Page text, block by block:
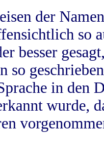
der
so
besser
so
in
wurde,